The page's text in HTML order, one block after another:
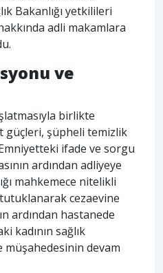
Bakanlığı yetkilileri
adli makamlara
ve
birlikte
güçleri, şüpheli temizlik
Emniyetteki ifade ve sorgu
ardından adliyeye
mahkemece nitelikli
cezaevine
ardından hastanede
kadının sağlık
devam